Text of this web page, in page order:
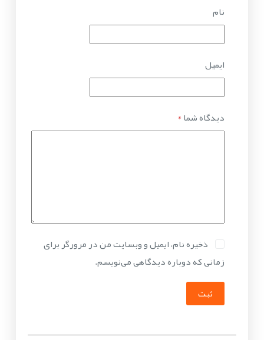
نام
ایمیل
دیدگاه شما*
ذخیره نام، ایمیل و وبسایت من در مرورگر برای
زمانی که دوباره دیدگاهی می‌نویسم.
ثبت